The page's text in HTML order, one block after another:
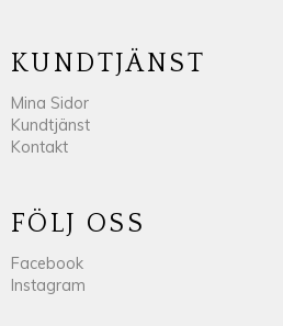
KUNDTJÄNST
Mina Sidor
Kundtjänst
Kontakt
FÖLJ OSS
Facebook
Instagram